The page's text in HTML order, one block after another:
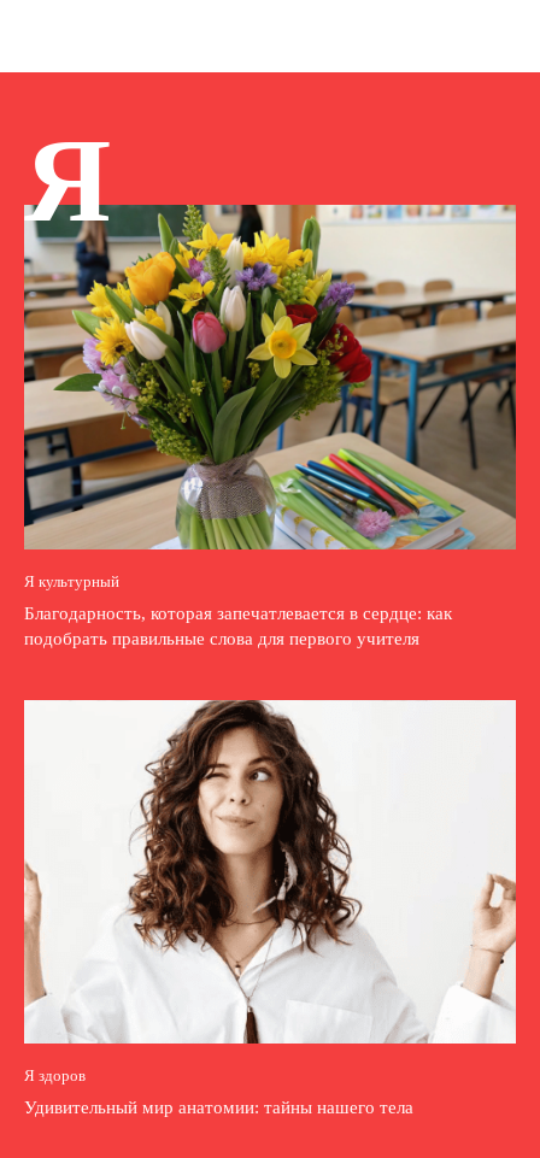
Я
Я культурный
Благодарность, которая запечатлевается в сердце: как
подобрать правильные слова для первого учителя
Я здоров
Удивительный мир анатомии: тайны нашего тела